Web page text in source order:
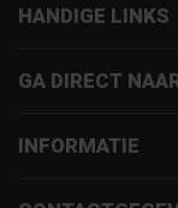
HANDIGE LINKS
GA DIRECT
INFORMATIE